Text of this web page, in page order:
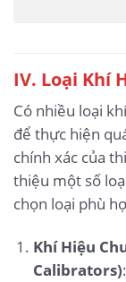
IV. Loại Khí
Có nhiều loại
để thực hiện
chính xác của
thiệu một số
chọn loại phù
Khí Hiệu
Calibrators)